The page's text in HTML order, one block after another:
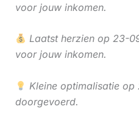
voor jouw inkomen.
Laatst herzien op 23-
voor jouw inkomen.
Kleine optimalisatie
doorgevoerd.